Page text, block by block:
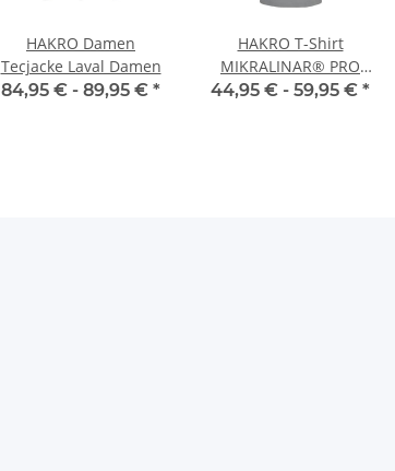
HAKRO Damen
Tecjacke Laval Damen
84,95 € - 89,95 € *
HAKRO T-Shirt
MIKRALINAR® PRO
Unisex
44,95 € - 59,95 € *